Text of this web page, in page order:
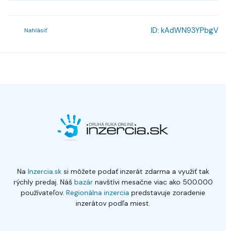
Nahlásiť ID: kAdWN93YPbgV
Na Inzercia.sksi môžete podať inzerát zdarma a využiť tak
rýchly predaj. Náš bazárnavštívi mesačne viac ako 500.000
používateľov. Regionálna inzercia predstavuje zoradenie
inzerátov podľa miest.